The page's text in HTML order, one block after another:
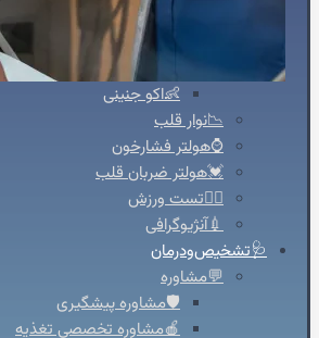
💗اکو داپلر رنگی
🫀اکو داپلر بافتی TDI
💪استرین اکو
👶اکو جنینی
📉نوار قلب
⌚هولتر فشارخون
💓هولتر ضربان قلب
🚴‍♀️تست ورزش
💉آنژیوگرافی
🩺تشخیص‌ودرمان
💬مشاوره
🛡️مشاوره پیشگیری
🍎مشاوره تخصصی تغذیه